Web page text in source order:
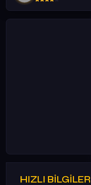
HIZLI BİLGİLER